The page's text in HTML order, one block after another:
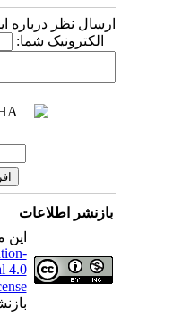
ارسال نظر درباره
الکترونیک شما:
بازنشر اطلاعات
این
4.0